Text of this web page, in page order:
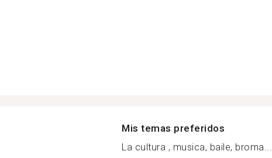
Mis temas preferidos
La cultura , musica, baile, broma...